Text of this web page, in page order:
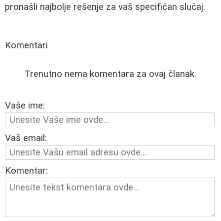
pronašli najbolje rešenje za vaš specifičan slučaj.
Komentari
Trenutno nema komentara za ovaj članak.
Vaše ime:
Vaš email:
Komentar: